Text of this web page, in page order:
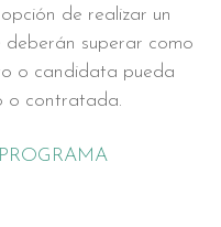
de realizar un
deberán superar como
o candidata pueda
o contratada.